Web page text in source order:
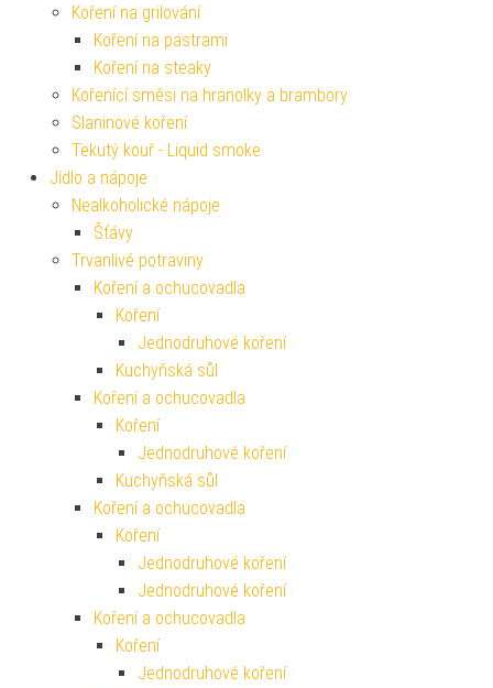
Koření na grilování
Koření na pastrami
Koření na steaky
Kořenící směsi na hranolky a brambory
Slaninové koření
Tekutý kouř - Liquid smoke
Jídlo a nápoje
Nealkoholické nápoje
Šťávy
Trvanlivé potraviny
Koření a ochucovadla
Koření
Jednodruhové koření
Kuchyňská sůl
Koření a ochucovadla
Koření
Jednodruhové koření
Kuchyňská sůl
Koření a ochucovadla
Koření
Jednodruhové koření
Jednodruhové koření
Koření a ochucovadla
Koření
Jednodruhové koření